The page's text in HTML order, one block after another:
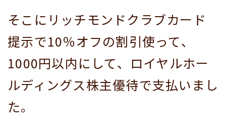
そこにリッチモンドクラブカード
提示で10％オフの割引使って、
1000円以内にして、ロイヤルホー
ルディングス株主優待で支払いまし
た。